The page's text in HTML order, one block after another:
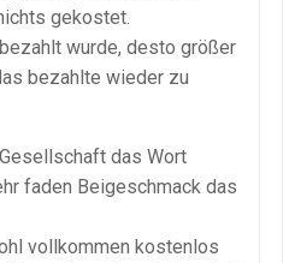
gekostet.
wurde, desto größer
bezahlte wieder zu
das Wort
faden Beigeschmack das
vollkommen kostenlos